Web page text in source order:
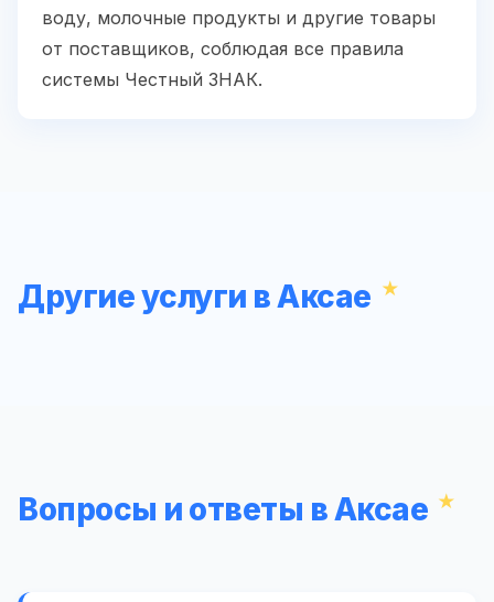
воду, молочные продукты и другие товары
от поставщиков, соблюдая все правила
системы Честный ЗНАК.
Другие услуги в Аксае
Вопросы и ответы в Аксае